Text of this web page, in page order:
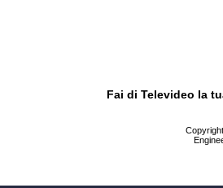
Fai di Televideo la